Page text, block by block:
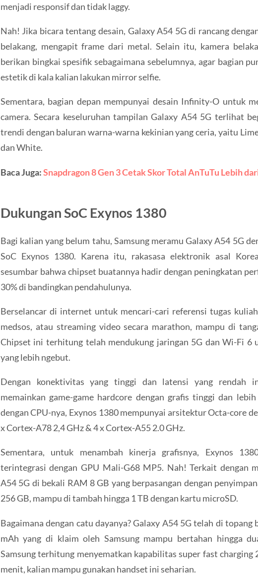
menjadi responsif dan tidak laggy.
Nah! Jika bicara tentang desain, Galaxy A54 5G di rancang
belakang, mengapit frame dari metal. Selain itu, kamera
berikan bingkai spesifik sebagaimana sebelumnya, agar bagian
estetik di kala kalian lakukan mirror selfie.
Sementara, bagian depan mempunyai desain Infinity-O untuk
camera. Secara keseluruhan tampilan Galaxy A54 5G terlihat
trendi dengan baluran warna-warna kekinian yang ceria, yaitu
dan White.
Baca Juga:Snapdragon 8 Gen 3 Cetak Skor Total AnTuTu Lebih
Dukungan SoC Exynos 1380
Bagi kalian yang belum tahu, Samsung meramu Galaxy A54 5G
SoC Exynos 1380. Karena itu, rakasasa elektronik asal
sesumbar bahwa chipset buatannya hadir dengan peningkatan
30% di bandingkan pendahulunya.
Berselancar di internet untuk mencari-cari referensi tugas
medsos, atau streaming video secara marathon, mampu di
Chipset ini terhitung telah mendukung jaringan 5G dan Wi-Fi 6
yang lebih ngebut.
Dengan konektivitas yang tinggi dan latensi yang rendah
memainkan game-game hardcore dengan grafis tinggi dan
dengan CPU-nya, Exynos 1380 mempunyai arsitektur Octa-core
x Cortex-A78 2,4 GHz & 4 x Cortex-A55 2.0 GHz.
Sementara, untuk menambah kinerja grafisnya, Exynos
terintegrasi dengan GPU Mali-G68 MP5. Nah! Terkait dengan
A54 5G di bekali RAM 8 GB yang berpasangan dengan
256 GB, mampu di tambah hingga 1 TB dengan kartu microSD.
Bagaimana dengan catu dayanya? Galaxy A54 5G telah di topang
mAh yang di klaim oleh Samsung mampu bertahan hingga
Samsung terhitung menyematkan kapabilitas super fast charging
menit, kalian mampu gunakan handset ini seharian.